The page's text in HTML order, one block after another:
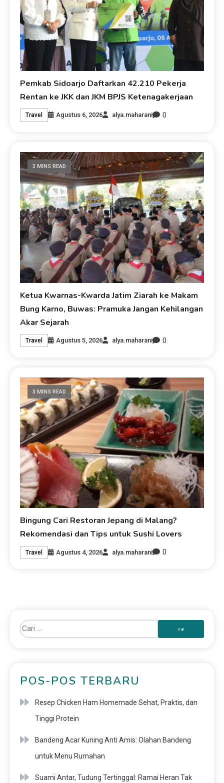
Pemkab Sidoarjo Daftarkan 42.210 Pekerja
Rentan ke JKK dan JKM BPJS Ketenagakerjaan
Travel Agustus 6, 2026 alya.maharani 0
3 MINS READ
Ketua Kwarnas-Kwarda Jatim Ziarah ke Makam
Bung Karno, Buwas: Pramuka Jangan Kehilangan
Akar Sejarah
Travel Agustus 5, 2026 alya.maharani 0
3 MINS READ
Bingung Cari Restoran Jepang di Malang?
Rekomendasi dan Tips untuk Sushi Lovers
Travel Agustus 4, 2026 alya.maharani 0
POS-POS TERBARU
Resep Chicken Ham Homemade Sehat, Praktis, dan
Tinggi Protein
Bandeng Acar Kuning Anti Amis: Olahan Bandeng
untuk Menu Rumahan
Suami Antar, Tudung Tertinggal: Ramai Heran Tak